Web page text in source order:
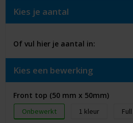
Kies je aantal
Of vul hier je aantal in:
Kies een bewerking
Front top (50 mm x 50mm)
Onbewerkt 1